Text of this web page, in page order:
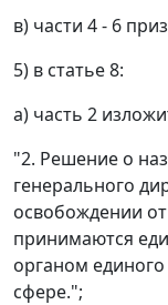
в) части 4 - 6
5) в статье 8:
а) часть 2
"2. Решение о
генерального
освобождении
принимаются
органом
сфере.";